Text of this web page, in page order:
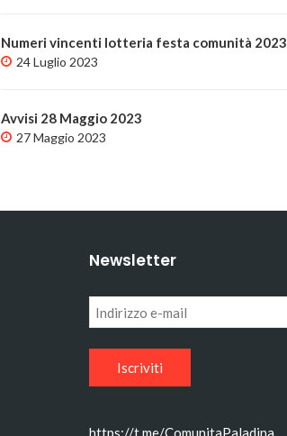
Numeri vincenti lotteria festa comunità 2023
24 Luglio 2023
Avvisi 28 Maggio 2023
27 Maggio 2023
Newsletter
Indirizzo
e-
mail
https://t.me/ComunitaPaladina